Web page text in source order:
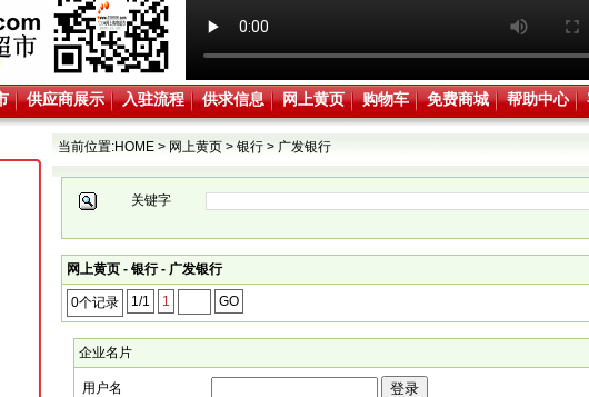
供应商展示 入驻流程 供求信息 网上黄页 购物车 免费商城 帮助中心
当前位置:HOME> 网上黄页> 银行> 广发银行
关键字
网上黄页 - 银行 - 广发银行
0个记录 1/1 1 GO
企业名片
用户名